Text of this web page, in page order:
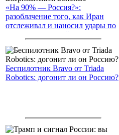
«На 90% — Россия?»:
разоблачение того, как Иран
отслеживал и наносил удары по
американским войскам
Беспилотник Bravo от Triada
Robotics: догонит ли он Россию?